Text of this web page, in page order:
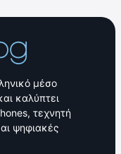
μέσο
καλύπτει
τεχνητή
ψηφιακές